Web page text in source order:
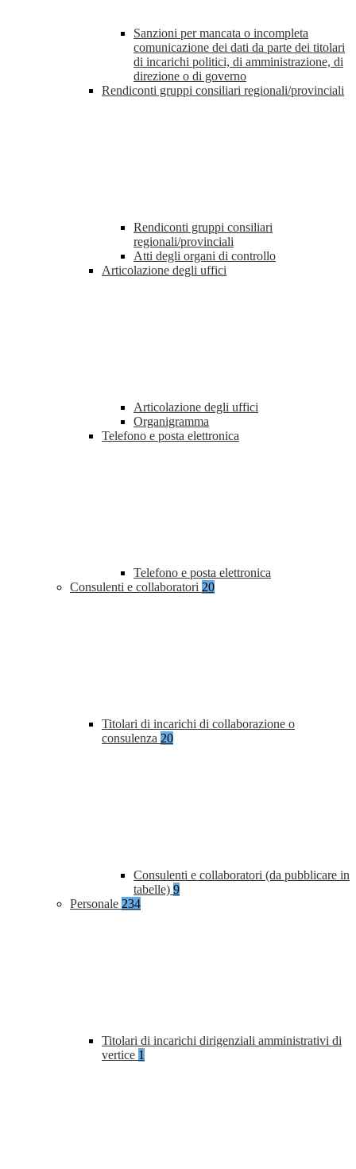
Sanzioni per mancata o incompleta
comunicazione dei dati da parte dei titolari
di incarichi politici, di amministrazione, di
direzione o di governo
Rendiconti gruppi consiliari regionali/provinciali
Rendiconti gruppi consiliari
regionali/provinciali
Atti degli organi di controllo
Articolazione degli uffici
Articolazione degli uffici
Organigramma
Telefono e posta elettronica
Telefono e posta elettronica
Consulenti e collaboratori 20
Titolari di incarichi di collaborazione o
consulenza 20
Consulenti e collaboratori (da pubblicare in
tabelle) 9
Personale 234
Titolari di incarichi dirigenziali amministrativi di
vertice 1